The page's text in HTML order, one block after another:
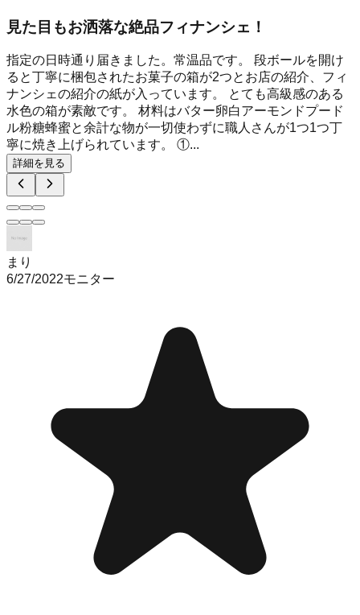
見た目もお洒落な絶品フィナンシェ！
指定の日時通り届きました。常温品です。 段ボールを開け
ると丁寧に梱包されたお菓子の箱が2つとお店の紹介、フィ
ナンシェの紹介の紙が入っています。 とても高級感のある
水色の箱が素敵です。 材料はバター卵白アーモンドプード
ル粉糖蜂蜜と余計な物が一切使わずに職人さんが1つ1つ丁
寧に焼き上げられています。 ①...
詳細を見る
まり
6/27/2022モニター